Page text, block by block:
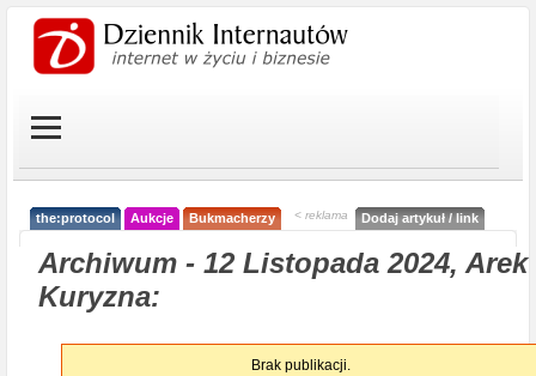
the:protocol Aukcje Bukmacherzy < reklama Dodaj artykuł / link
Archiwum - 12 Listopada 2024, Arek
Kuryzna:
Brak publikacji.